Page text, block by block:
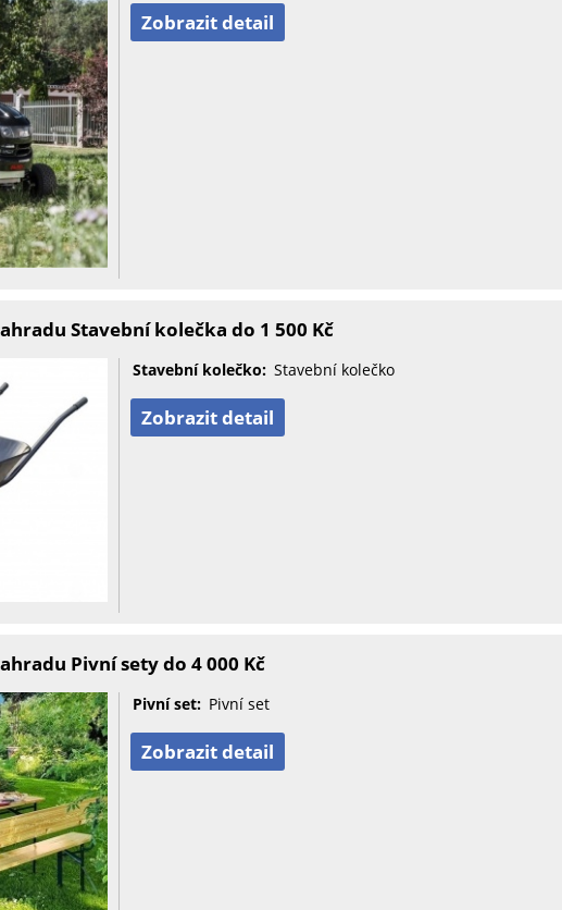
Zobrazit detail
Stavební kolečka do 1 500 Kč
Stavební kolečko: Stavební kolečko
Zobrazit detail
Pivní sety do 4 000 Kč
Pivní set: Pivní set
Zobrazit detail